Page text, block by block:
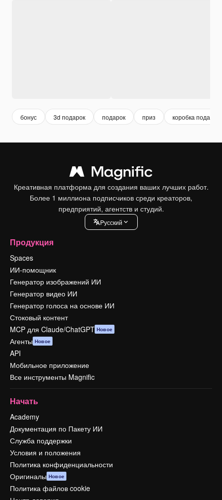
бонус 3d подарок подарок приз коробка подарок
Креативная платформа для создания ваших лучших работ.
Более 1 миллиона подписчиков среди креаторов,
предприятий, агентств и студий.
Pусский
Продукция
Spaces
ИИ-помощник
Генератор изображений ИИ
Генератор видео ИИ
Генератор голоса на основе ИИ
Стоковый контент
MCP для Claude/ChatGPT Новое
Агенты Новое
API
Мобильное приложение
Все инструменты Magnific
Начать
Academy
Документация по Пакету ИИ
Служба поддержки
Условия и положения
Политика конфиденциальности
Оригиналы Новое
Политика файлов cookie